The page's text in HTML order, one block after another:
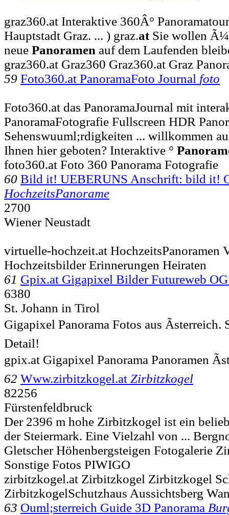
graz360.at Interaktive 360Â°
Hauptstadt Graz. ... ) graz.atSie wollen
neue Panoramen auf dem Laufenden
graz360.at Graz360 Graz360.at Graz
59 Foto360.at PanoramaFoto Journal foto
Foto360.at das PanoramaJournal mit
PanoramaFotografie Fullscreen HDR
Sehenswuuml;rdigkeiten ... willkommen
Ihnen hier geboten? Interaktive °
foto360.at Foto 360 Panorama Fotografie
60 Bild it! UEBERUNS Anschrift: bild it!
HochzeitsPanorame
2700
Wiener Neustadt
virtuelle-hochzeit.at HochzeitsPanoramen
Hochzeitsbilder Erinnerungen Heiraten
61 Gpix.at Gigapixel Bilder Futureweb OG
6380
St. Johann in Tirol
Gigapixel Panorama Fotos aus Ãsterreich.
Detail!
gpix.at Gigapixel Panorama Panoramen
62 Www.zirbitzkogel.at Zirbitzkogel
82256
Fürstenfeldbruck
Der 2396 m hohe Zirbitzkogel ist ein
der Steiermark. Eine Vielzahl von ...
Gletscher Höhenbergsteigen Fotogalerie
Sonstige Fotos PIWIGO
zirbitzkogel.at Zirbitzkogel Zirbitzkogel
ZirbitzkogelSchutzhaus Aussichtsberg
63 Ouml;sterreich Guide 3D Panorama